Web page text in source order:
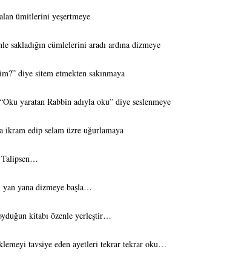
ümitlerini yeşertmeye
sakladığın cümlelerini aradı ardına dizmeye
diye sitem etmekten sakınmaya
yaratan Rabbin adıyla oku” diye seslenmeye
ikram edip selam üzre uğurlamaya
Talipsen…
yana dizmeye başla…
kitabı özenle yerleştir…
tavsiye eden ayetleri tekrar tekrar oku…